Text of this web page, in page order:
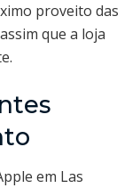
proveito das
que a loja
em Las